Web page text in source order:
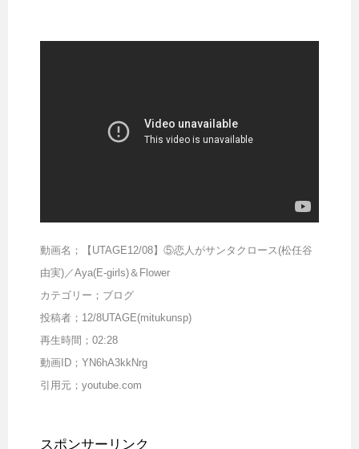
動画名；【UTAGE12/08】⑤恋人がサンタクロース(松任谷
由実)／Aya(E-girls)＆Flower
カテゴリー；ブログ
投稿者；12/8UTAGE(mitukunsp)
再生時間；02:28
動画ID；YN6hA3kkNrg
引用元；youtube.com
スポンサーリンク